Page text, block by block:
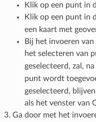
Klik op een punt in
Klik op een punt in
een kaart met
Bij het invoeren
het selecteren van
geselecteerd, zal,
punt wordt
geselecteerd,
als het venster van
Ga door met het